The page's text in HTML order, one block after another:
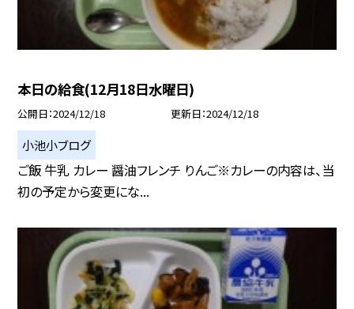
本日の給食(12月18日水曜日)
公開日 2024/12/18 更新日 2024/12/18
小池小ブログ
ご飯 牛乳 カレー 醤油フレンチ りんご※カレーの内容は、当
初の予定から変更にな...